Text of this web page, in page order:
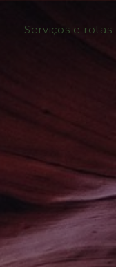
Serviços e rotas